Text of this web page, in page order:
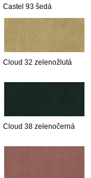
Castel 93 šedá
Cloud 32 zelenožlutá
Cloud 38 zelenočerná